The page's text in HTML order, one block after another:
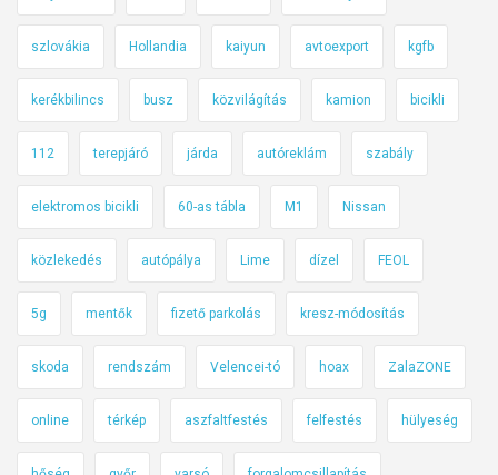
szlovákia Hollandia kaiyun avtoexport kgfb
kerékbilincs busz közvilágítás kamion bicikli
112 terepjáró járda autóreklám szabály
elektromos bicikli 60-as tábla M1 Nissan
közlekedés autópálya Lime dízel FEOL
5g mentők fizető parkolás kresz-módosítás
skoda rendszám Velencei-tó hoax ZalaZONE
online térkép aszfaltfestés felfestés hülyeség